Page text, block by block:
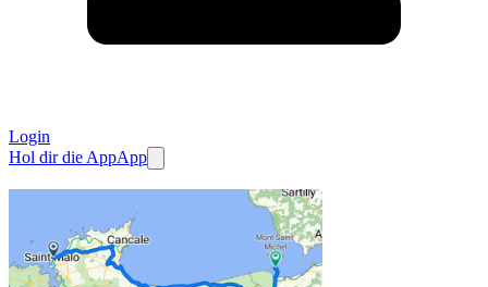
Login
Hol dir die AppApp